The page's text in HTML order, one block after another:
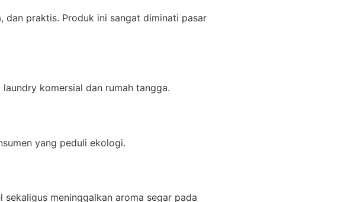
dan praktis. Produk ini sangat diminati pasar
komersial dan rumah tangga.
yang peduli ekologi.
meninggalkan aroma segar pada